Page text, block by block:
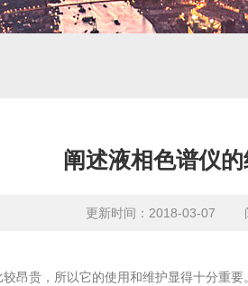
阐述液相色谱仪
更新时间：2018-03-07
贵，所以它的使用和维护显得十分重